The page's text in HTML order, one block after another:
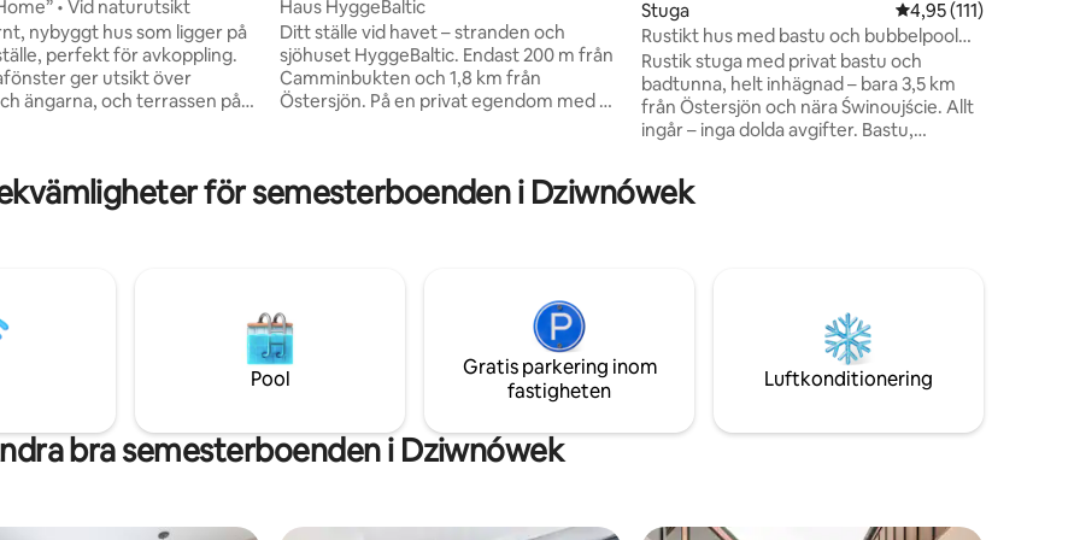
betyg, 173 omdömen
• Vid naturutsikt
nybyggt hus som ligger på
perfekt för avkoppling.
ger utsikt över
ängarna, och terrassen på
avskildhet och utrymme. En
för avkoppling och kontakt
Haus HyggeBaltic
Ditt ställe vid havet – stranden och
sjöhuset HyggeBaltic. Endast 200 m från
Camminbukten och 1,8 km från
Östersjön. På en privat egendom med en
populära Östersjö-resorter, den perfekta
bekymmersfria dagar vid havet.
Stuga 4,95 av 5 i
4,95 (111)
Rustikt hus med bastu och bubbelpool
nära havet
Rustik stuga med privat bastu och
badtunna, helt inhägnad – bara 3,5 km
från Östersjön och nära Świnoujście. Allt
ingår – inga dolda avgifter. Bastu,
ingår i priset. Perfekt för familjer, par och
gäster som reser med en hund. Lugnt
stränder, cykel- och vandringsleder.
Självständig incheckning.
för semesterboenden i Dziwnówek
Pool
Gratis parkering inom
fastigheten
Luftkonditionering
bra semesterboenden i Dziwnówek